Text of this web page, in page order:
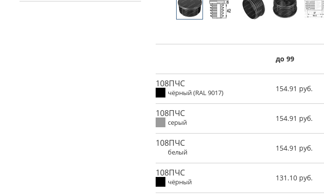
до 99
108ПЧС
чёрный (RAL 9017) 154.91 руб.
108ПЧС
серый 154.91 руб.
108ПЧС
белый 154.91 руб.
108ПЧС
чёрный 131.10 руб.